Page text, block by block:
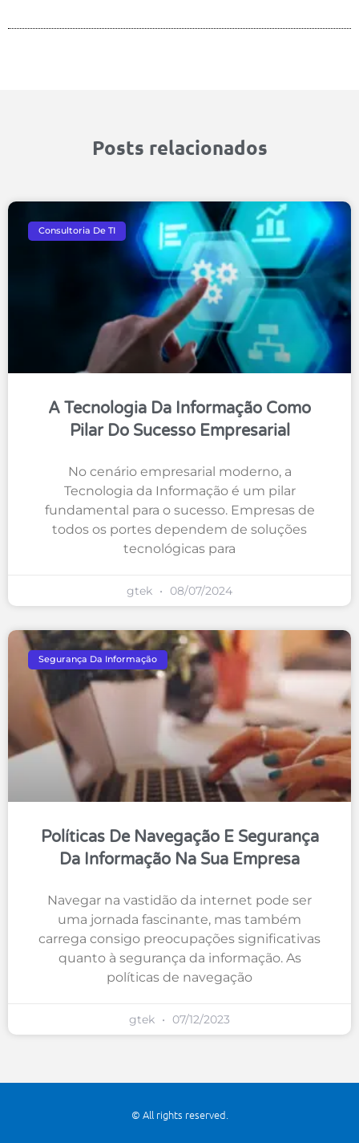
Posts relacionados
Consultoria De TI
A Tecnologia Da Informação Como
Pilar Do Sucesso Empresarial
No cenário empresarial moderno, a
Tecnologia da Informação é um pilar
fundamental para o sucesso. Empresas de
todos os portes dependem de soluções
tecnológicas para
gtek 08/07/2024
Segurança Da Informação
Políticas De Navegação E Segurança
Da Informação Na Sua Empresa
Navegar na vastidão da internet pode ser
uma jornada fascinante, mas também
carrega consigo preocupações significativas
quanto à segurança da informação. As
políticas de navegação
gtek 07/12/2023
© All rights reserved.